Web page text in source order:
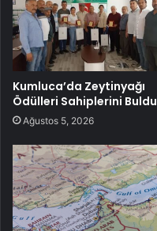
Kumluca’da Zeytinyağı
Ödülleri Sahiplerini Buldu
Ağustos 5, 2026